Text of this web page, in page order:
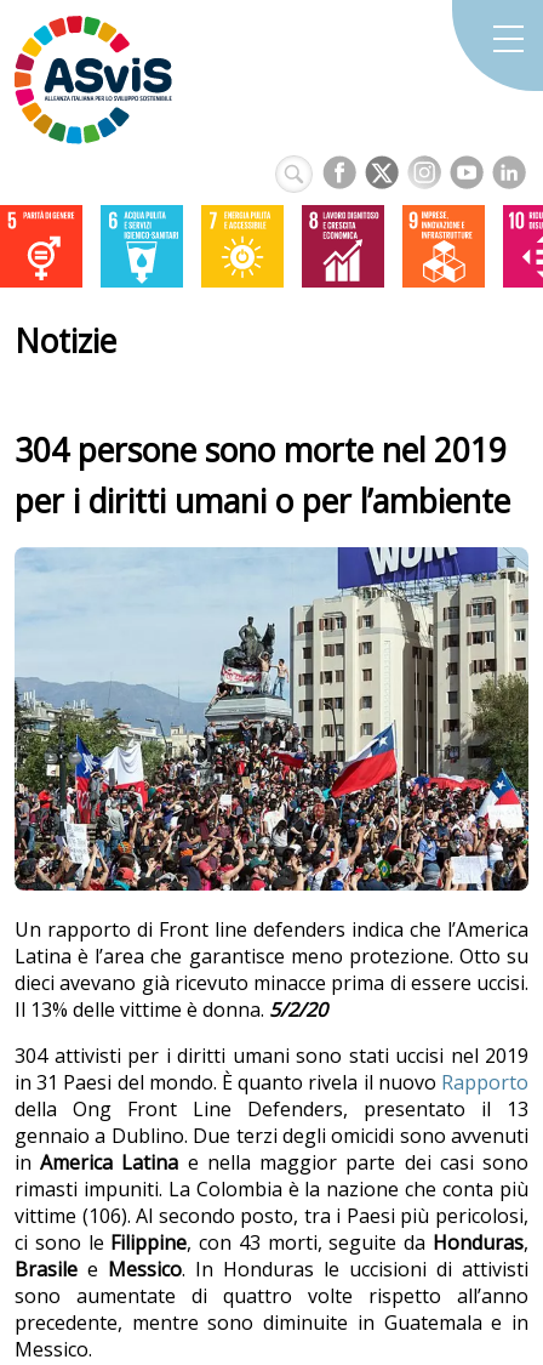
Notizie
304 persone sono morte nel 2019
per i diritti umani o per l’ambiente
Un rapporto di Front line defenders indica che l’America
Latina è l’area che garantisce meno protezione. Otto su
dieci avevano già ricevuto minacce prima di essere uccisi.
Il 13% delle vittime è donna. 5/2/20
304 attivisti per i diritti umani sono stati uccisi nel 2019
in 31 Paesi del mondo. È quanto rivela il nuovo Rapporto
della Ong Front Line Defenders, presentato il 13
gennaio a Dublino. Due terzi degli omicidi sono avvenuti
inAmerica Latina e nella maggior parte dei casi sono
rimasti impuniti. La Colombia è la nazione che conta più
vittime (106). Al secondo posto, tra i Paesi più pericolosi,
ci sono le Filippine, con 43 morti, seguite da Honduras,
Brasile e Messico. In Honduras le uccisioni di attivisti
sono aumentate di quattro volte rispetto all’anno
precedente, mentre sono diminuite in Guatemala e in
Messico.